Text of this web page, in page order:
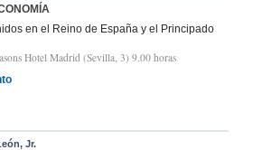
en el Reino de España y el Principado
Hotel Madrid (Sevilla, 3) 9.00 horas
Jr.